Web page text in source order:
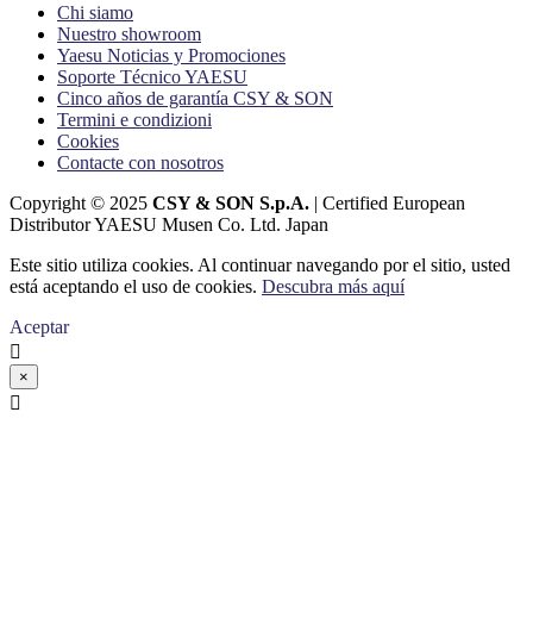
Chi siamo
Nuestro showroom
Yaesu Noticias y Promociones
Soporte Técnico YAESU
Cinco años de garantía CSY & SON
Termini e condizioni
Cookies
Contacte con nosotros
Copyright © 2025 CSY & SON S.p.A. | Certified European
Distributor YAESU Musen Co. Ltd. Japan
Este sitio utiliza cookies. Al continuar navegando por el sitio, usted
está aceptando el uso de cookies. Descubra más aquí
Aceptar

×
